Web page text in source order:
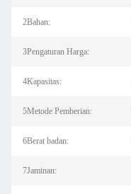
2Bahan:
3Pengaturan Harga:
4Kapasitas:
5Metode Pemberian:
6Berat badan:
7Jaminan: